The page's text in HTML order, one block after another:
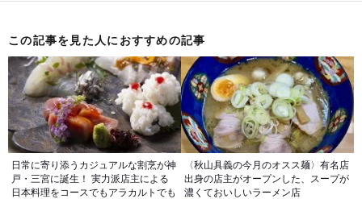
この記事を見た人におすすめの記事
日常に寄り添うカジュアルな割烹が神
戸・三宮に誕生！ 実力派店主による
日本料理をコースでもアラカルトでも
〈秋山具義の今月のオスス麺〉有名店
出身の店主がオープンした、スープが
濃くておいしいラーメン店